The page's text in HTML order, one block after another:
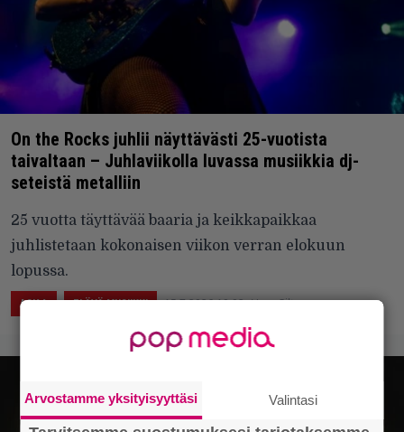
On the Rocks juhlii näyttävästi 25-vuotista
taivaltaan – Juhlaviikolla luvassa musiikkia dj-
seteistä metalliin
25 vuotta täyttävää baaria ja keikkapaikkaa
juhlistetaan kokonaisen viikon verran elokuun
lopussa.
ASIAA ELÄVÄ MUSIIKKI 15.7.2026 10:02 Vesa Siltanen
Arvostamme yksityisyyttäsi Valintasi